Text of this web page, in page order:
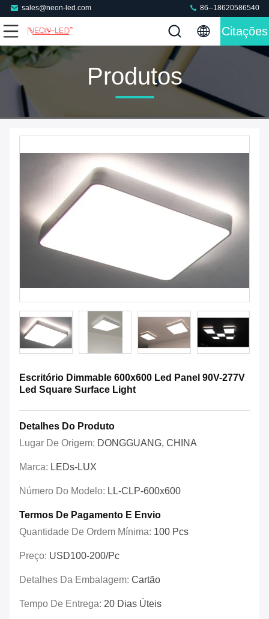
sales@neon-led.com 86--18620586540
Citações
Produtos
Escritório Dimmable 600x600 Led Panel 90V-277V
Led Square Surface Light
Detalhes Do Produto
Lugar De Origem: DONGGUANG, CHINA
Marca: LEDs-LUX
Número Do Modelo: LL-CLP-600x600
Termos De Pagamento E Envio
Quantidade De Ordem Mínima: 100 Pcs
Preço: USD100-200/pc
Detalhes Da Embalagem: Cartão
Tempo De Entrega: 20 Dias Úteis